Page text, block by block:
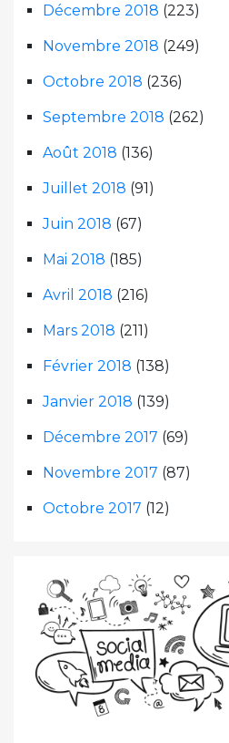
Décembre 2018 (223)
Novembre 2018 (249)
Octobre 2018 (236)
Septembre 2018 (262)
Août 2018 (136)
Juillet 2018 (91)
Juin 2018 (67)
Mai 2018 (185)
Avril 2018 (216)
Mars 2018 (211)
Février 2018 (138)
Janvier 2018 (139)
Décembre 2017 (69)
Novembre 2017 (87)
Octobre 2017 (12)